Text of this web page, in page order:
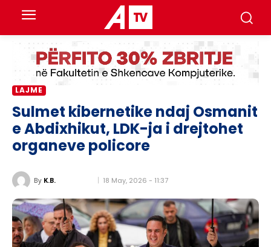
LAJME
Sulmet kibernetike ndaj Osmanit
e Abdixhikut, LDK-ja i drejtohet
organeve policore
By K.B. 18 May, 2026 - 11:37